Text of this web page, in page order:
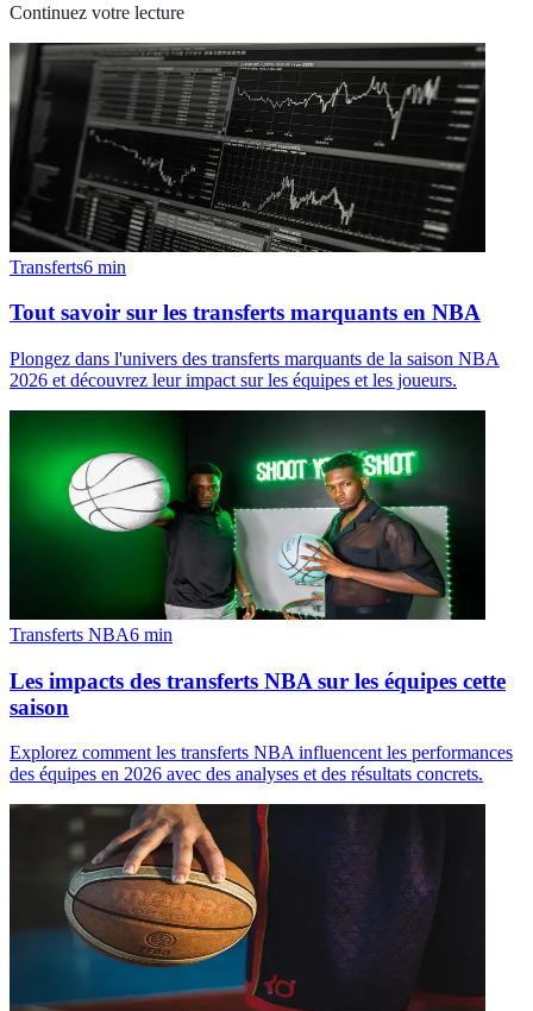
Continuez votre lecture
Transferts6 min
Tout savoir sur les transferts marquants en NBA
Plongez dans l'univers des transferts marquants de la saison NBA
2026 et découvrez leur impact sur les équipes et les joueurs.
Transferts NBA6 min
Les impacts des transferts NBA sur les équipes cette
saison
Explorez comment les transferts NBA influencent les performances
des équipes en 2026 avec des analyses et des résultats concrets.